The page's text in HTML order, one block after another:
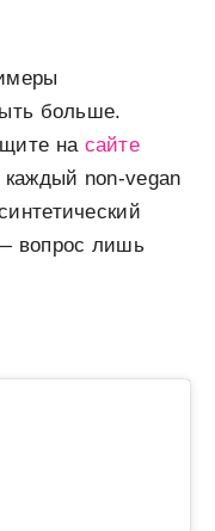
больше.
на сайте
non-vegan
вопрос лишь